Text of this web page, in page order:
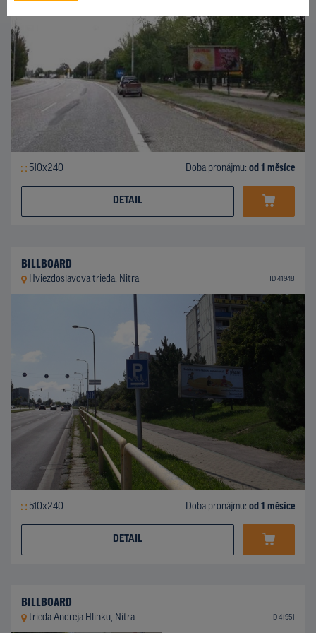
510x240 Doba pronájmu: od 1 měsíce
DETAIL
BILLBOARD
Hviezdoslavova trieda, Nitra ID 41948
510x240 Doba pronájmu: od 1 měsíce
DETAIL
BILLBOARD
trieda Andreja Hlinku, Nitra ID 41951